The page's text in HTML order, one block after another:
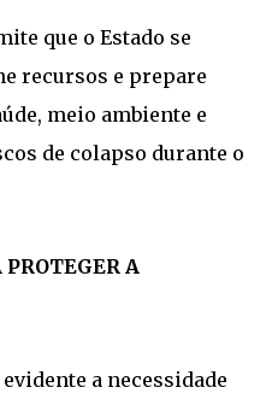
que o Estado se
recursos e prepare
meio ambiente e
de colapso durante o
A
a necessidade